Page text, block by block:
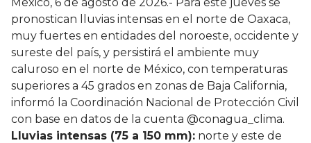
pronostican lluvias intensas en el norte de Oaxaca,
muy fuertes en entidades del noroeste, occidente y
sureste del país, y persistirá el ambiente muy
caluroso en el norte de México, con temperaturas
superiores a 45 grados en zonas de Baja California,
informó la Coordinación Nacional de Protección Civil
con base en datos de la cuenta @conagua_clima.
Lluvias intensas (75 a 150 mm): norte y este de